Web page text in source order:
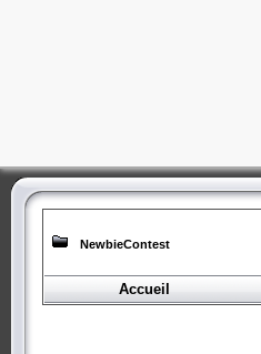
NewbieContest
Accueil